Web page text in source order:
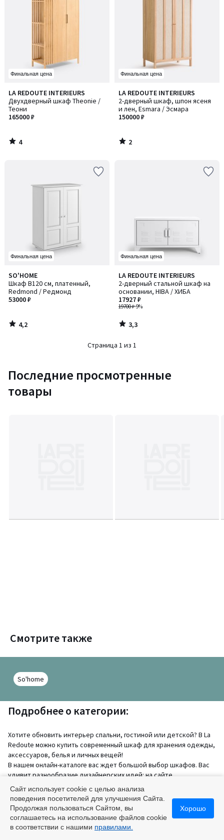
Финальная цена
LA REDOUTE INTERIEURS
Двухдверный шкаф Theonie /
Теони
165000 ₽
4
/
5
4
/
Финальная цена
LA REDOUTE INTERIEURS
2-дверный шкаф, шпон ясеня
и лен, Esmara / Эсмара
150000 ₽
2
/
5
2
/
Финальная цена
SO'HOME
Шкаф В120 см, платенный,
Redmond / Редмонд
53000 ₽
4,2
/ 5
4,2
/
Финальная цена
LA REDOUTE INTERIEURS
2-дверный стальной шкаф на
основании, HIBA / ХИБА
19700 ₽-9%
17927 ₽
3,3
/ 5
3,3
/
Страница 1 из 1
Последние просмотренные
товары
Смотрите также
So'home
Подробнее о категории:
Хотите обновить интерьер спальни, гостиной или детской? В La
Redoute можно купить современный шкаф для хранения одежды,
аксессуаров, белья и личных вещей!
В нашем онлайн-каталоге вас ждет большой выбор шкафов. Вас
удивит разнообразие дизайнерских идей: на сайте
представлена мебель из массива сосны и дуба, модели с
антрацитовыми металлическими дверцами и универсальные
стеллажи для книг. Модный гардероб из орехового дерева
добавит в атмосферу комнаты нотки французского шика, а
стильный шкафчик с плетеными вставками придаст помещению
Сайт использует cookie с целью анализа
поведения посетителей для улучшения Сайта.
Продолжая пользоваться Сайтом, вы
соглашаетесь на использование файлов cookie
в соответствии с нашими правилами.
Хорошо